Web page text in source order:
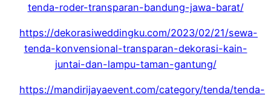
tenda-roder-transparan-bandung-jawa-barat/
https://dekorasiweddingku.com/2023/02/21/sewa-
tenda-konvensional-transparan-dekorasi-kain-
juntai-dan-lampu-taman-gantung/
https://mandirijayaevent.com/category/tenda/tenda-